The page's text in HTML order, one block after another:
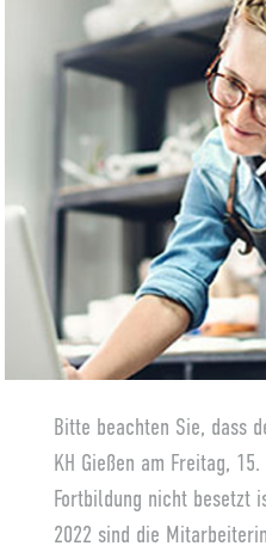
Bitte beachten Sie, dass
KH Gießen am Freitag,
Fortbildung nicht besetzt
2022 sind die